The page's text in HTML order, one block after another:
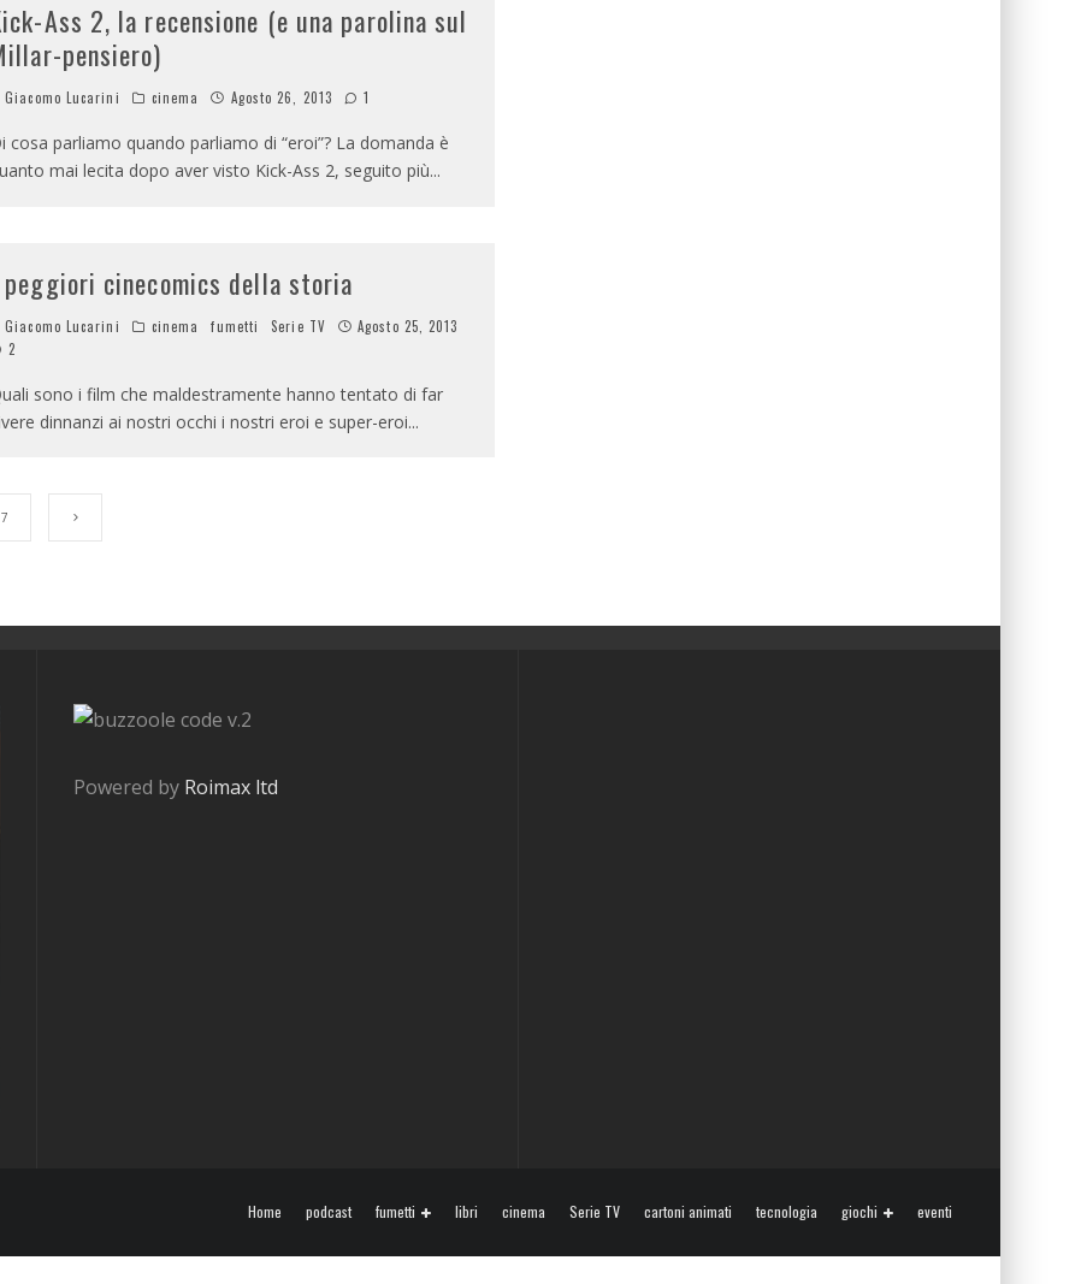
Ass 2, la recensione (e una parolina sul
pensiero)
Giacomo Lucarini cinema Agosto 26, 2013 1
cosa parliamo quando parliamo di “eroi”? La domanda è
mai lecita dopo aver visto Kick-Ass 2, seguito più...
cinecomics della storia
Giacomo Lucarini cinema fumetti Serie TV
Agosto 25, 2013
2
sono i film che maldestramente hanno tentato di far
dinnanzi ai nostri occhi i nostri eroi e super-eroi...
7
v.2
Powered by Roimax ltd
Home podcast fumetti libri cinema Serie TV cartoni animati tecnologia giochi eventi